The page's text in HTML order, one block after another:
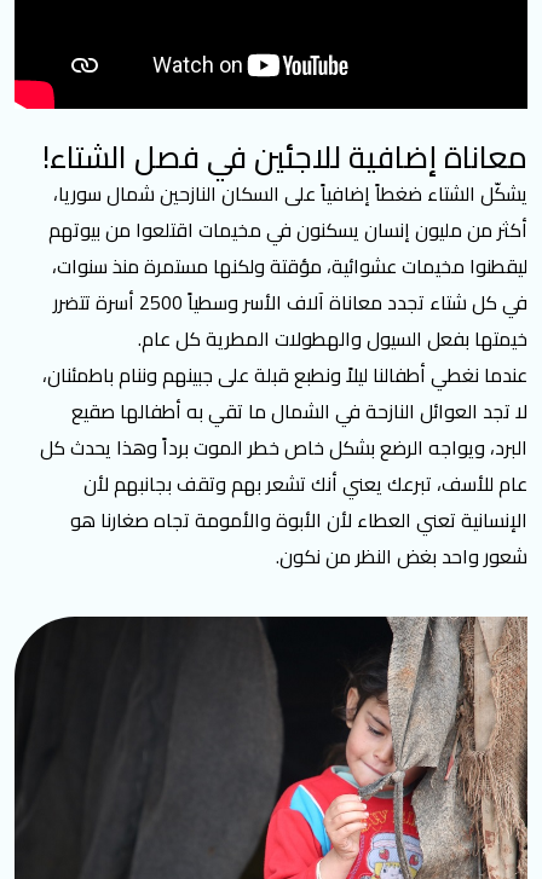
معاناة إضافية للاجئين في فصل الشتاء!
يشكّل الشتاء ضغطاً إضافياً على السكان النازحين شمال سوريا،
أكثر من مليون إنسان يسكنون في مخيمات اقتلعوا من بيوتهم
ليقطنوا مخيمات عشوائية، مؤقتة ولكنها مستمرة منذ سنوات،
في كل شتاء تجدد معاناة آلاف الأسر وسطياً 2500 أسرة تتضرر
خيمتها بفعل السيول والهطولات المطرية كل عام.
عندما نغطي أطفالنا ليلاً ونطبع قبلة على جبينهم وننام باطمئنان،
لا تجد العوائل النازحة في الشمال ما تقي به أطفالها صقيع
البرد، ويواجه الرضع بشكل خاص خطر الموت برداً وهذا يحدث كل
عام للأسف، تبرعك يعني أنك تشعر بهم وتقف بجانبهم لأن
الإنسانية تعني العطاء لأن الأبوة والأمومة تجاه صغارنا هو
شعور واحد بغض النظر من نكون.